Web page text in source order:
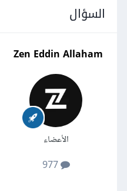
السؤال
Zen Eddin Allaham
الأعضاء
977